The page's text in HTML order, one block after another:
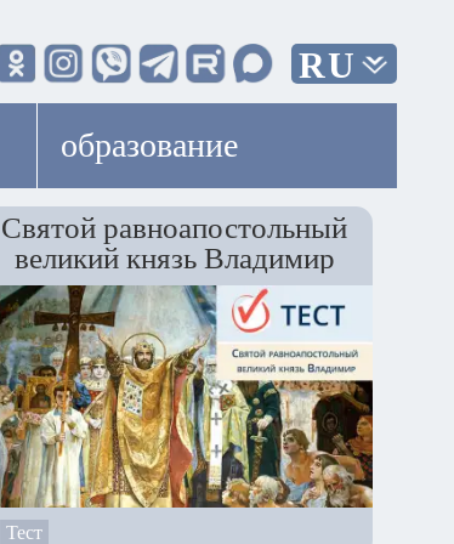
RU
образование
Святой равноапостольный
великий князь Владимир
Тест